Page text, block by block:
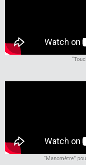
“Manomètre”